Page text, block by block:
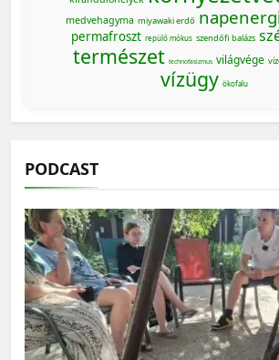
medvehagyma miyawaki erdő
permafroszt repülő mókus szendőfi balázs
természet technofasizmus világvége
vízügy ökofalu
PODCAST